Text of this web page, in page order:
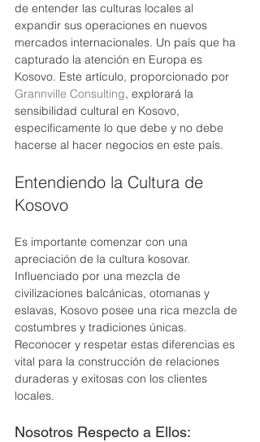
de entender las culturas locales al
expandir sus operaciones en nuevos
mercados internacionales. Un país que ha
capturado la atención en Europa es
Kosovo. Este artículo, proporcionado por
Grannville Consulting, explorará la
sensibilidad cultural en Kosovo,
específicamente lo que debe y no debe
hacerse al hacer negocios en este país.
Entendiendo la Cultura de
Kosovo
Es importante comenzar con una
apreciación de la cultura kosovar.
Influenciado por una mezcla de
civilizaciones balcánicas, otomanas y
eslavas, Kosovo posee una rica mezcla de
costumbres y tradiciones únicas.
Reconocer y respetar estas diferencias es
vital para la construcción de relaciones
duraderas y exitosas con los clientes
locales.
Nosotros Respecto a Ellos: